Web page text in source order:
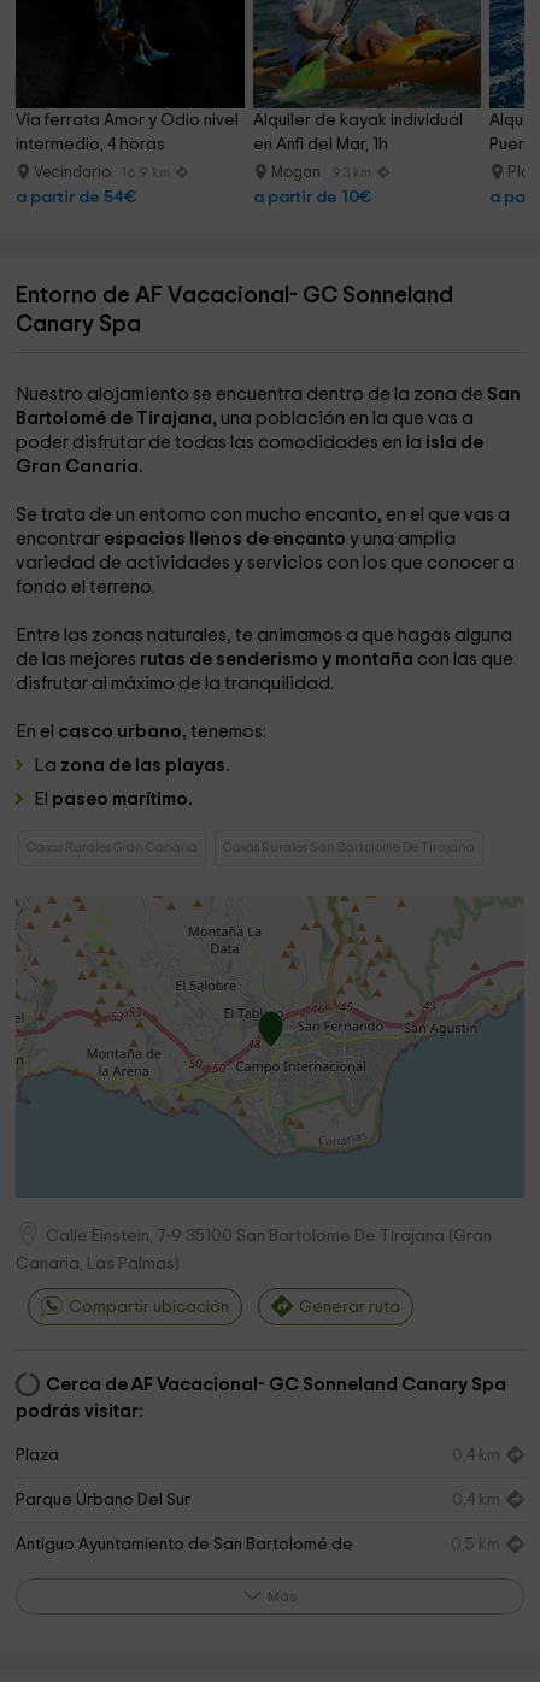
Vía ferrata Amor y Odio nivel
intermedio, 4 horas
Vecindario 16.9 km
a partir de 54€
Alquiler de kayak individual
en Anfi del Mar, 1h
Mogan 9.3 km
a partir de 10€ a
Entorno de AF Vacacional- GC Sonneland
Canary Spa
Nuestro alojamiento se encuentra dentro de la zona de San
Bartolomé de Tirajana, una población en la que vas a
poder disfrutar de todas las comodidades en la isla de
Gran Canaria.
Se trata de un entorno con mucho encanto, en el que vas a
encontrar espacios llenos de encanto y una amplia
variedad de actividades y servicios con los que conocer a
fondo el terreno.
Entre las zonas naturales, te animamos a que hagas alguna
de las mejores rutas de senderismo y montaña con las que
disfrutar al máximo de la tranquilidad.
En el casco urbano, tenemos:
La zona de las playas.
El paseo marítimo.
Casas Rurales Gran Canaria Casas Rurales San Bartolome De Tirajana
Calle Einstein, 7-9 35100 San Bartolome De Tirajana (Gran
Canaria, Las Palmas)
Compartir ubicación Generar ruta
Cerca de AF Vacacional- GC Sonneland Canary Spa
podrás visitar:
Plaza 0,4 km
Parque Urbano Del Sur 0,4 km
Antiguo Ayuntamiento de San Bartolomé de
0,5 km
Más